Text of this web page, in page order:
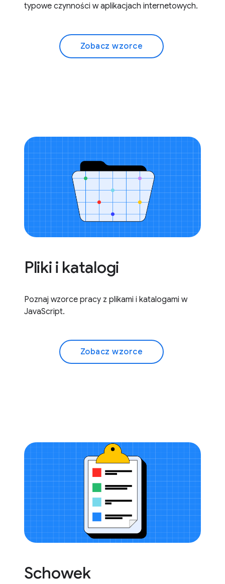
typowe czynności w aplikacjach internetowych.
Zobacz wzorce
Pliki i katalogi
Poznaj wzorce pracy z plikami i katalogami w
JavaScript.
Zobacz wzorce
Schowek